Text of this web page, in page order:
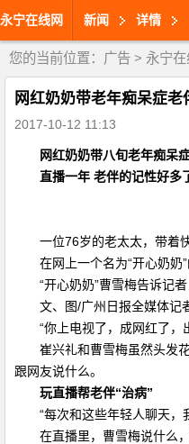
永宁在线网 新闻 详情
您的当前位置： 广告 > 永宁在
网红奶奶带老年痴呆症
2017-10-12 11:13
网红奶奶带八旬老年痴呆
直播一年 老伴的记性好多
一位76岁的老太太，带着快
在网上一个名为“开心奶奶”
“开心奶奶”曹雪梅告诉记者
文、图/广州日报全媒体记
“你上电视了，成网红了，出
崔兴礼和曹雪梅虽然头发花
跟网友说什么。
玩直播帮老伴“治病”
“每次和这些年轻人聊天，我
在直播里，曹雪梅说什么，